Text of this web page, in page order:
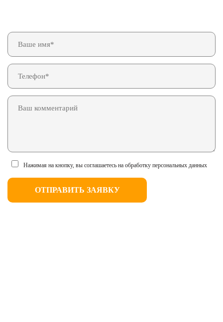
Нажимая на кнопку, вы соглашаетесь на обработку персональных данных
ОТПРАВИТЬ ЗАЯВКУ